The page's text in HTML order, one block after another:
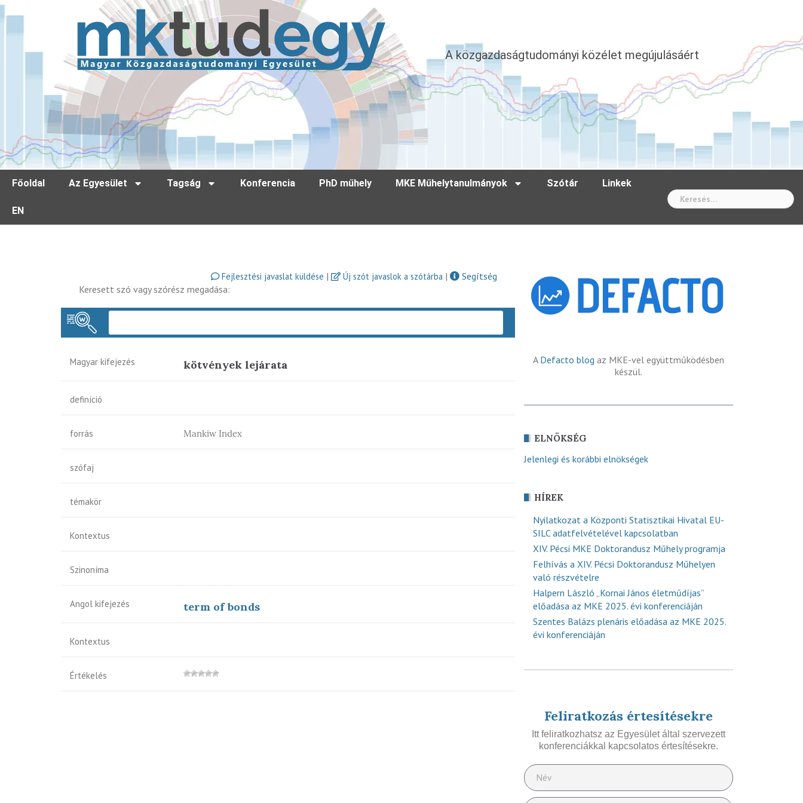
A közgazdaságtudományi közélet megújulásáért
Főoldal Az Egyesület Tagság Konferencia PhD műhely MKE Műhelytanulmányok Szótár Linkek
EN
Fejlesztési javaslat küldése | Új szót javaslok a szótárba |
Segítség
Keresett szó vagy szórész megadása:
Magyar kifejezés kötvények lejárata
definíció
forrás Mankiw Index
szófaj
témakör
Kontextus
Szinoníma
Angol kifejezés term of bonds
Kontextus
Értékelés
A Defacto blog az MKE-vel együttműködésben
készül.
ELNÖKSÉG
Jelenlegi és korábbi elnökségek
HÍREK
Nyilatkozat a Központi Statisztikai Hivatal EU-
SILC adatfelvételével kapcsolatban
XIV. Pécsi MKE Doktorandusz Műhely programja
Felhívás a XIV. Pécsi Doktorandusz Műhelyen
való részvételre
Halpern László „Kornai János életműdíjas”
előadása az MKE 2025. évi konferenciáján
Szentes Balázs plenáris előadása az MKE 2025.
évi konferenciáján
Feliratkozás értesítésekre
Itt feliratkozhatsz az Egyesület által szervezett
konferenciákkal kapcsolatos értesítésekre.